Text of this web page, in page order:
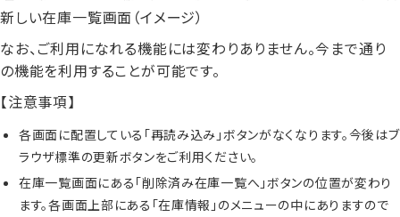
新しい在庫一覧画面（イメージ）
なお、ご利用になれる機能には変わりありません。今まで通り
の機能を利用することが可能です。
【注意事項】
各画面に配置している「再読み込み」ボタンがなくなります。今後はブ
ラウザ標準の更新ボタンをご利用ください。
在庫一覧画面にある「削除済み在庫一覧へ」ボタンの位置が変わり
ます。各画面上部にある「在庫情報」のメニューの中にありますので